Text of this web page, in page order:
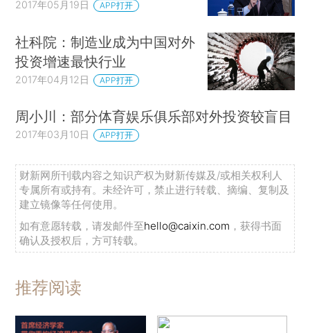
2017年05月19日 APP打开
社科院：制造业成为中国对外
投资增速最快行业
2017年04月12日 APP打开
周小川：部分体育娱乐俱乐部对外投资较盲目
2017年03月10日 APP打开
财新网所刊载内容之知识产权为财新传媒及/或相关权利人
专属所有或持有。未经许可，禁止进行转载、摘编、复制及
建立镜像等任何使用。
如有意愿转载，请发邮件至hello@caixin.com ，获得书面
确认及授权后，方可转载。
推荐阅读